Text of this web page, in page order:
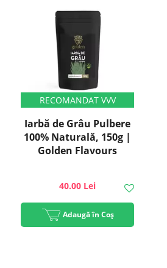
Iarbă de Grâu Pulbere
100% Naturală, 150g |
Golden Flavours
40.00 Lei
Adaugă în Coș